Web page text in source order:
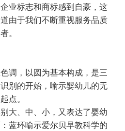
业标志和商标感到自豪，这
由于我们不断重视服务品质
。
调，以圆为基本构成，是三
别的开始，喻示婴幼儿的无
点。
大、中、小，又表达了婴幼
蓝环喻示爱尔贝早教科学的